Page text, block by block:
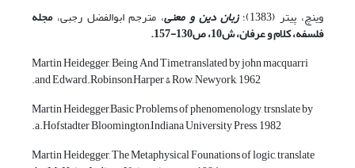
وینچ، پیتر (1383)؛
زبان دین و معنی، مترجم ابوالفضل رجبی،مجله
فلسفه، کلام و عرفان، ش10، ص130-157.
Martin Heidegger, Being And Time,translated by john macquarri
and Edward.Robinson,Harper & Row, Newyork, 1962‌.
Martin Heidegger,Basic Problems of phenomenology, trsnslate by
a.Hofstadter Bloomington,Indiana University Press, 1982.
Martin Heidegger, The Metaphysical Founations of logic, translate